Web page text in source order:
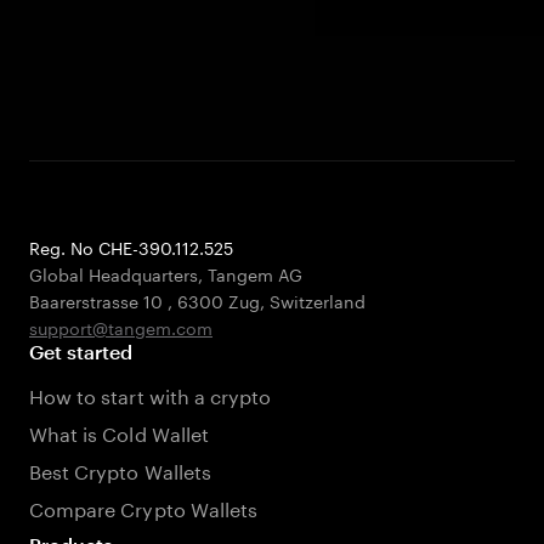
Reg. No CHE-390.112.525
Global Headquarters, Tangem AG
Baarerstrasse 10 , 6300 Zug, Switzerland
support@tangem.com
Get started
How to start with a crypto
What is Cold Wallet
Best Crypto Wallets
Compare Crypto Wallets